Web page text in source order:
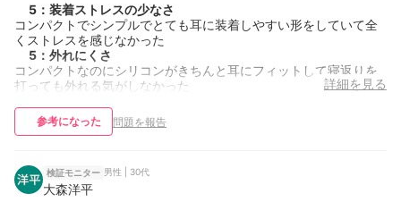
5 ： 装着ストレスの少なさ
コンパクトでシンプルでとても耳に装着しやすい形をしていて全
くストレスを感じなかった
5 ： 外れにくさ
コンパクトなのにシリコンがきちんと耳にフィットして寝返りを
打っても外れる気がしなかった
詳細を見る
参考になった 問題を報告
検証モニター 男性 | 30代
大森洋平